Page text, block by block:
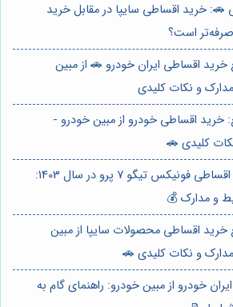
🚗: خرید اقساطی سایپا در مقابل خرید
است؟
خرید اقساطی ایران خودرو 🚗 از مبین
و نکات کلیدی
خرید اقساطی خودرو از مبین خودرو -
کلیدی 🚗
⭐️راهنمای خرید اقساطی فونیکس تیگو 7 پرو در سال 1403:
و مدارک 💰
خرید اقساطی محصولات سایپا از مبین
و نکات کلیدی 🚗
خودرو از مبین خودرو: راهنمای گام به